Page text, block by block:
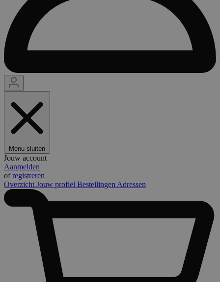
Menu sluiten
Jouw account
Aanmelden
ofregistreren
Overzicht Jouw profiel Bestellingen Adressen